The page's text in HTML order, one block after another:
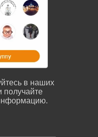
в наших
получайте